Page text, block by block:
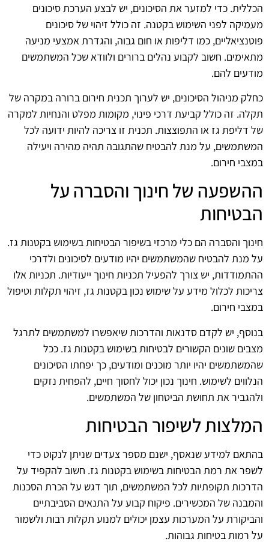
הכללית. כדי למזער את הסיכונים, יש לבצע הערכת סיכונים
מעמיקה לפני השימוש בקטנה. זה כולל זיהוי של סיכונים
פוטנציאליים, כמו דליפות או חום גבוה, והגדרת אמצעי מניעה
מתאימים. חשוב לקבוע נהלים ברורים ולוודא שכל המשתמשים
מודעים להם.
כחלק מניהול הסיכונים, יש לערוך תכנית חירום ברורה במקרה של
תקלה. זה כולל קביעת דרכי פינוי, מקומות מפלט והנחיות למקרה
של דליפת גז או התפוצצות. תכנית זו צריכה להיות ידועה לכל
המשתמשים, על מנת להבטיח שהתגובה תהיה מהירה ויעילה
במצבי חירום.
ההשפעה של חינוך והסברה על
הבטיחות
חינוך והסברה הם כלי מרכזי בשיפור הבטיחות בשימוש בקטנות גז.
על מנת להבטיח שהמשתמשים יהיו מודעים לסיכונים ולדרכי
ההתמודדות, יש צורך להפעיל תכניות חינוך ייעודיות. תכניות אלו
צריכות לכלול מידע על שימוש נכון בקטנות גז, זיהוי תקלות וטיפול
במצבי חירום.
בנוסף, יש לקדם סדנאות והדרכות שיאפשרו למשתמשים לתרגל
מצבים שונים הקשורים לבטיחות בשימוש בקטנות גז. ככל
שהמשתמשים יהיו יותר מוכנים ומודעים, כך יפחתו הסיכונים
הנלווים לשימוש. חינוך נכון יכול לחסוך חיים, להפחית נזקים
ולהגביר את תחושת הביטחון של המשתמשים.
המלצות לשיפור הבטיחות
בהתאם למידע שנאסף, ישנם מספר צעדים שניתן לנקוט כדי
לשפר את רמת הבטיחות בשימוש בקטנות גז. חשוב להקפיד על
הדרכות תקופתיות לכל המשתמשים, תוך דגש על הכרת הסכנות
והמבנה של המכשירים. פיקוח קבוע על התנאים הסביבתיים
והביקורת על המערכות עצמן יכולים למנוע תקלות רבות ולשמור
על רמות בטיחות גבוהות.